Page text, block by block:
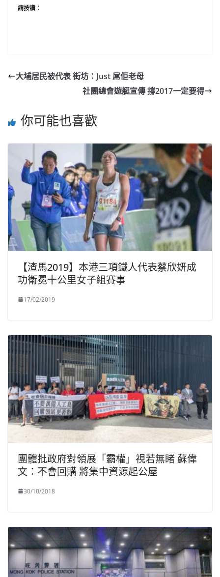
請按讚：
大埔居民被代表 街坊：Just 屌佢老母
社團總會遊艇宣傳 撐2017一定要得
你可能也喜歡
【渣馬2019】本港三項鐵人代表蔡欣妍成
功衛冕十公里女子組賽事
17/02/2019
團體批政府對領展「霸權」視若無睹 蘇偉
文：不會回購 將集中資源起公屋
30/10/2018